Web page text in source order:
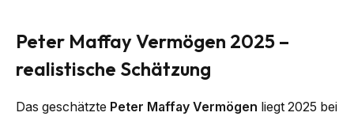
Peter Maffay Vermögen 2025 –
realistische Schätzung
Das geschätzte Peter Maffay Vermögen liegt 2025 bei